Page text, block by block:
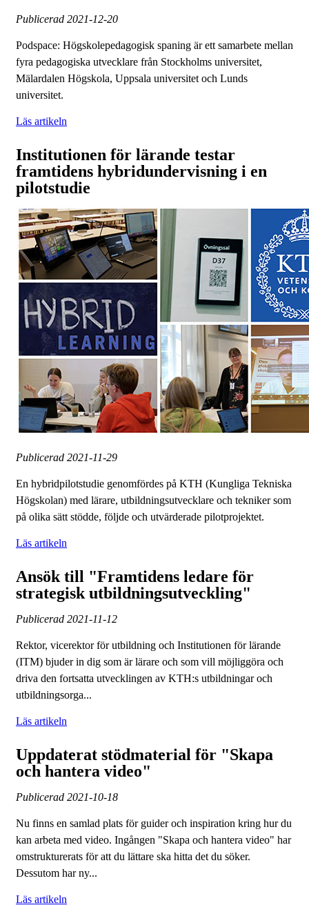
Publicerad 2021-12-20
Podspace: Högskolepedagogisk spaning är ett samarbete mellan
fyra pedagogiska utvecklare från Stockholms universitet,
Mälardalen Högskola, Uppsala universitet och Lunds
universitet.
Läs artikeln
Institutionen för lärande testar
framtidens hybridundervisning i en
pilotstudie
Publicerad 2021-11-29
En hybridpilotstudie genomfördes på KTH (Kungliga Tekniska
Högskolan) med lärare, utbildningsutvecklare och tekniker som
på olika sätt stödde, följde och utvärderade pilotprojektet.
Läs artikeln
Ansök till "Framtidens ledare för
strategisk utbildningsutveckling"
Publicerad 2021-11-12
Rektor, vicerektor för utbildning och Institutionen för lärande
(ITM) bjuder in dig som är lärare och som vill möjliggöra och
driva den fortsatta utvecklingen av KTH:s utbildningar och
utbildningsorga...
Läs artikeln
Uppdaterat stödmaterial för "Skapa
och hantera video"
Publicerad 2021-10-18
Nu finns en samlad plats för guider och inspiration kring hur du
kan arbeta med video. Ingången "Skapa och hantera video" har
omstrukturerats för att du lättare ska hitta det du söker.
Dessutom har ny...
Läs artikeln